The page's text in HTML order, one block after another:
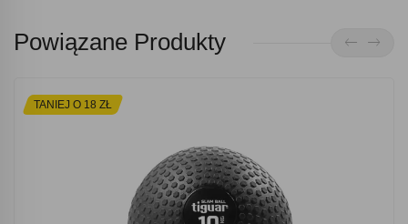
Powiązane Produkty
TANIEJ O 18 ZŁ